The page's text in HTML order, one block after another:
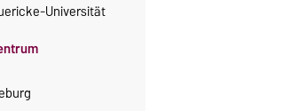
Universität